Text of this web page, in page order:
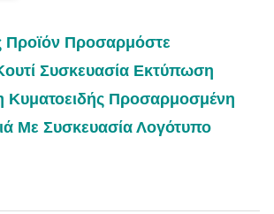
Προϊόν Προσαρμόστε
Συσκευασία Εκτύπωση
Προσαρμοσμένη
Με Συσκευασία Λογότυπο